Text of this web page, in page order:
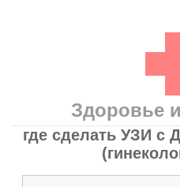
Здоровье
где сделать УЗИ